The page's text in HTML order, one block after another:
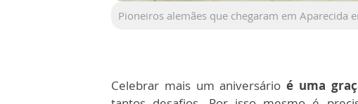
Pioneiros alemães que chegaram em Aparecida
Celebrar mais um aniversário é uma